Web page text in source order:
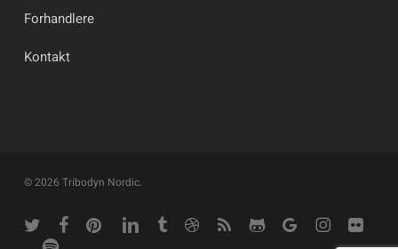
Forhandlere
Kontakt
© 2026 Tribodyn Nordic.
twitter facebookpinterestlinkedin tumblrdribbbleRSS github
google-instagram
flickr
spotify